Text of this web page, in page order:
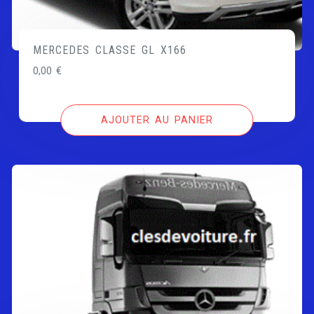
MERCEDES CLASSE GL X166
0,00€
AJOUTER AU PANIER